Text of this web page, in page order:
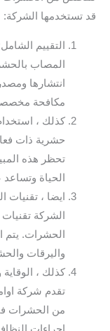
قد تستخدمها الشركة:
التقييم
المصاب
انتشارها
مكافحة
كذلك ،
حشرية ذات
تحظر هذه
الحياة
ايضا ، تقنيات
الشركة
الحشرات. يتم
واليرقات
كذلك ،
تقدم شركة
من الحشرات
إجراءات